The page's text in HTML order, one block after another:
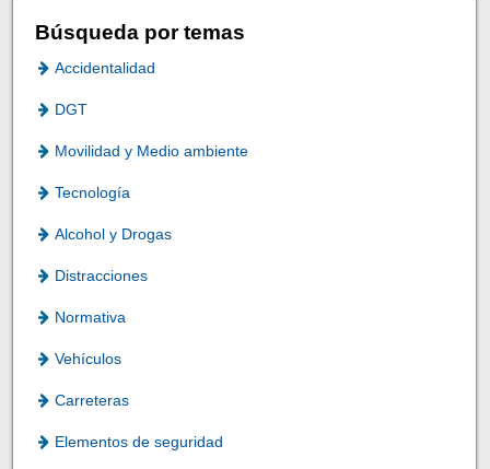
Búsqueda por temas
Accidentalidad
DGT
Movilidad y Medio ambiente
Tecnología
Alcohol y Drogas
Distracciones
Normativa
Vehículos
Carreteras
Elementos de seguridad